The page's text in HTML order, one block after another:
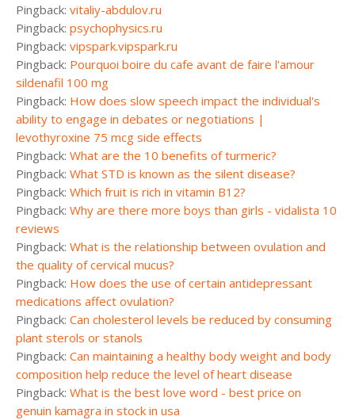
Pingback: vitaliy-abdulov.ru
Pingback: psychophysics.ru
Pingback: vipspark.vipspark.ru
Pingback: Pourquoi boire du cafe avant de faire l'amour
sildenafil 100 mg
Pingback: How does slow speech impact the individual's
ability to engage in debates or negotiations |
levothyroxine 75 mcg side effects
Pingback: What are the 10 benefits of turmeric?
Pingback: What STD is known as the silent disease?
Pingback: Which fruit is rich in vitamin B12?
Pingback: Why are there more boys than girls - vidalista 10
reviews
Pingback: What is the relationship between ovulation and
the quality of cervical mucus?
Pingback: How does the use of certain antidepressant
medications affect ovulation?
Pingback: Can cholesterol levels be reduced by consuming
plant sterols or stanols
Pingback: Can maintaining a healthy body weight and body
composition help reduce the level of heart disease
Pingback: What is the best love word - best price on
genuin kamagra in stock in usa